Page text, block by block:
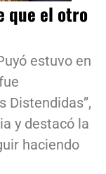
que el otro
estuvo en
Distendidas”,
y destacó la
haciendo